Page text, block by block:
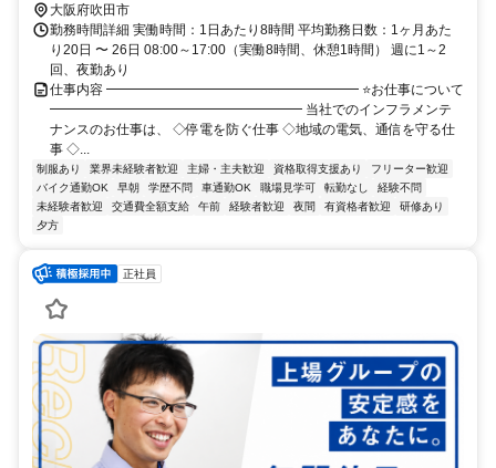
大阪府吹田市
勤務時間詳細 実働時間：1日あたり8時間 平均勤務日数：1ヶ月あた
り20日 〜 26日 08:00～17:00（実働8時間、休憩1時間） 週に1～2
回、夜勤あり
仕事内容 ━━━━━━━━━━━━━━━━━━━ ⭐お仕事について
━━━━━━━━━━━━━━━━━━━ 当社でのインフラメンテ
ナンスのお仕事は、 ◇停電を防ぐ仕事 ◇地域の電気、通信を守る仕
事 ◇...
制服あり 業界未経験者歓迎 主婦・主夫歓迎 資格取得支援あり
フリーター歓迎
バイク通勤OK
早朝 学歴不問 車通勤OK 職場見学可 転勤なし
経験不問
未経験者歓迎
交通費全額支給 午前 経験者歓迎 夜間 有資格者歓迎
研修あり
夕方
正社員